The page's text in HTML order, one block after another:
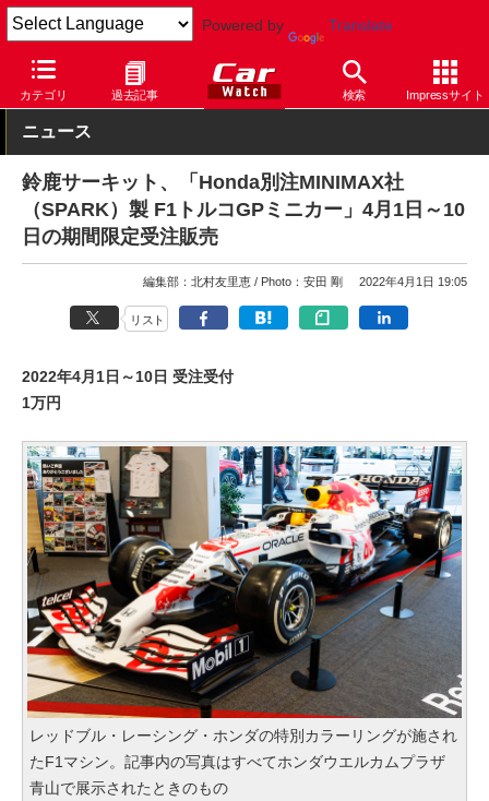
Powered by Translate
カテゴリ 過去記事 検索 Impressサイト
Car Watch モータースポーツ F1
ニュース
鈴鹿サーキット、「Honda別注MINIMAX社
（SPARK）製 F1トルコGPミニカー」4月1日～10
日の期間限定受注販売
編集部：北村友里恵 Photo：安田 剛 2022年4月1日 19:05
リスト
2022年4月1日～10日 受注受付
1万円
レッドブル・レーシング・ホンダの特別カラーリングが施され
たF1マシン。記事内の写真はすべてホンダウエルカムプラザ
青山で展示されたときのもの